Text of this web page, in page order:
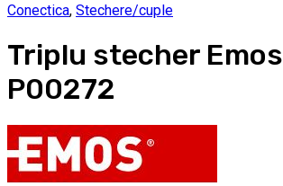
Conectica, Stechere/cuple
Triplu stecher Emos
P00272